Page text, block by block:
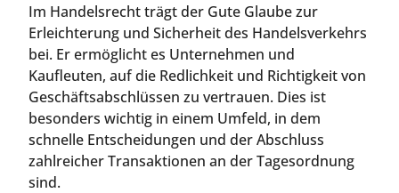
Im Handelsrecht trägt der Gute Glaube zur
Erleichterung und Sicherheit des Handelsverkehrs
bei. Er ermöglicht es Unternehmen und
Kaufleuten, auf die Redlichkeit und Richtigkeit von
Geschäftsabschlüssen zu vertrauen. Dies ist
besonders wichtig in einem Umfeld, in dem
schnelle Entscheidungen und der Abschluss
zahlreicher Transaktionen an der Tagesordnung
sind.